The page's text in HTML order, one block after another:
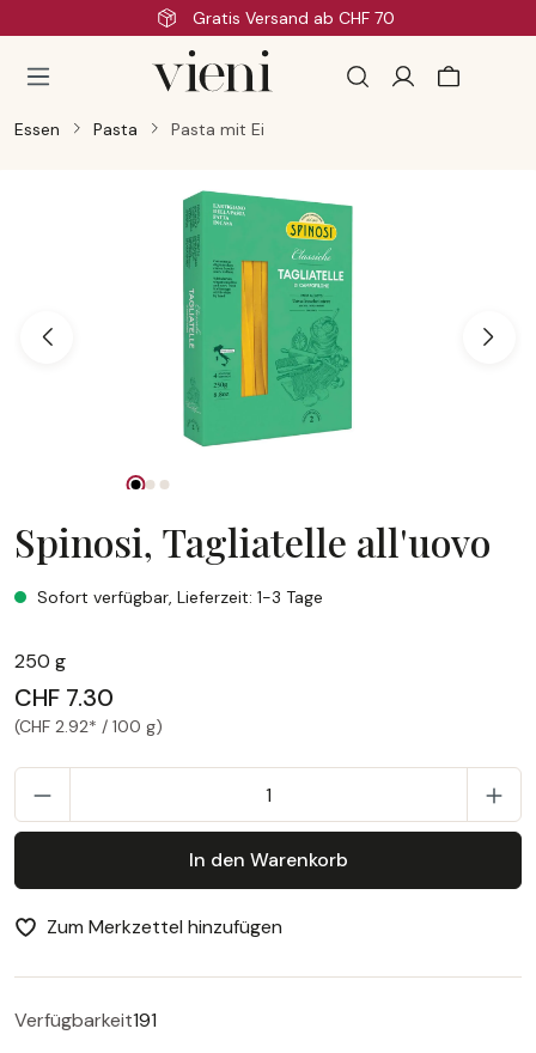
Zum Hauptinhalt springen
ab CHF 70
Essen Pasta Pasta mit Ei
Bildergalerie überspringen
Spinosi, Tagliatelle all'uovo
Spinosi, Tagliatelle all'uovo
Sofort verfügbar, Lieferzeit: 1-3 Tage
250 g
CHF 7.30
(CHF 2.92* / 100 g)
In den Warenkorb
Zum Merkzettel hinzufügen
Verfügbarkeit191